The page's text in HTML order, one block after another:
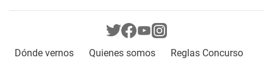
Dónde vernos Quienes somos
Reglas Concurso